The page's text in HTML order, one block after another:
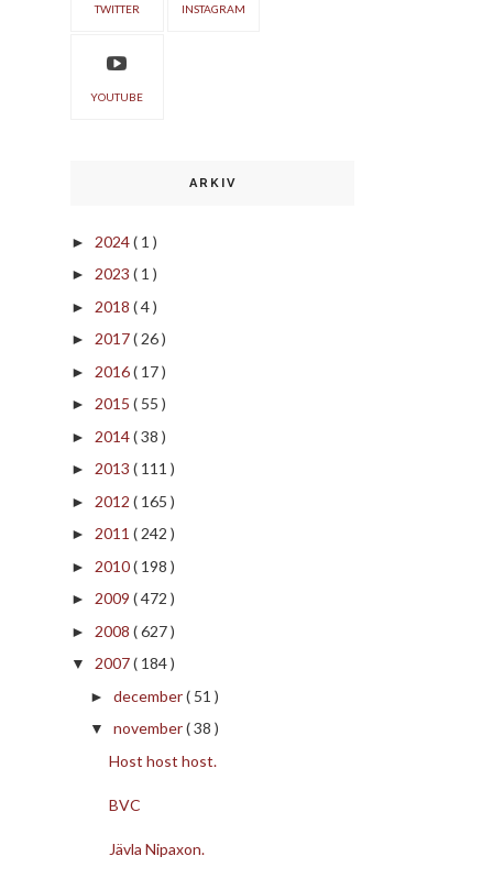
TWITTER INSTAGRAM
YOUTUBE
ARKIV
► 2024( 1 )
► 2023 ( 1 )
► 2018 ( 4 )
► 2017( 26 )
► 2016( 17 )
► 2015 ( 55 )
► 2014( 38 )
► 2013 ( 111 )
► 2012 ( 165 )
► 2011 ( 242 )
► 2010( 198 )
► 2009 ( 472 )
► 2008 ( 627 )
▼ 2007( 184 )
► december( 51 )
▼ november( 38 )
Host host host.
BVC
Jävla Nipaxon.